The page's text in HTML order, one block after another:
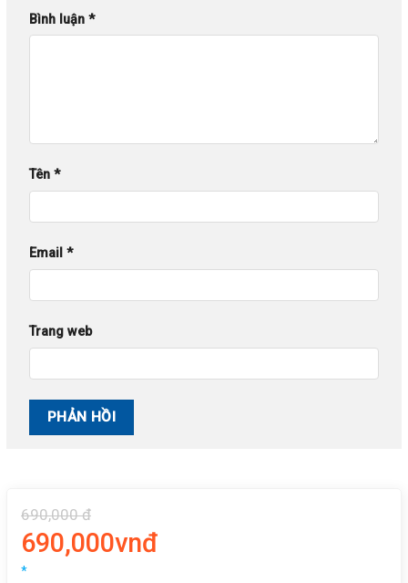
Bình luận *
Tên *
Email *
Trang web
690,000 đ
690,000vnđ
*